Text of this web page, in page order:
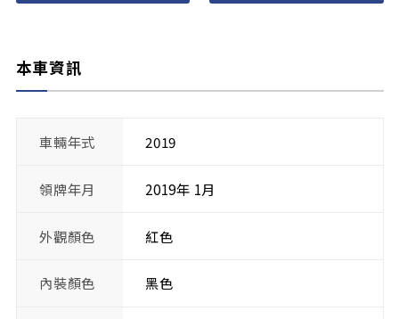
本車資訊
車輛年式 2019
領牌年月 2019年 1月
外觀顏色 紅色
內裝顏色 黑色